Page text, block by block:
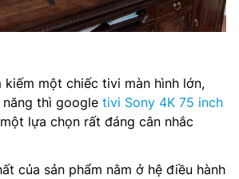
kiếm một chiếc tivi màn hình lớn,
thì google tivi Sony 4K 75 inch
lựa chọn rất đáng cân nhắc
của sản phẩm nằm ở hệ điều hành